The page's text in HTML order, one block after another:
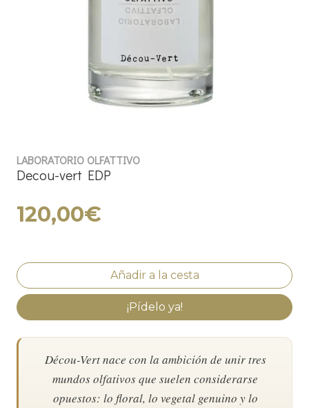
LABORATORIO OLFATTIVO
Decou-vert EDP
120,00€
¡Pídelo ya!
Décou-Vert nace con la ambición de unir tres
mundos olfativos que suelen considerarse
opuestos: lo floral, lo vegetal genuino y lo